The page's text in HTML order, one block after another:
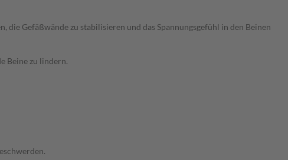
Gefäßwände zu stabilisieren und das Spannungsgefühl in den Beinen
Beine zu lindern.